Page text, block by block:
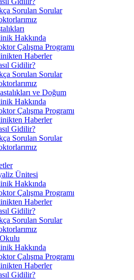
Sorulan Sorular
Hakkında
Çalışma Programı
Haberler
Gidilir?
Sorulan Sorular
ve Doğum
Hakkında
Çalışma Programı
Haberler
Gidilir?
Sorulan Sorular
Ünitesi
Hakkında
Çalışma Programı
Haberler
Gidilir?
Sorulan Sorular
Hakkında
Çalışma Programı
Haberler
Gidilir?